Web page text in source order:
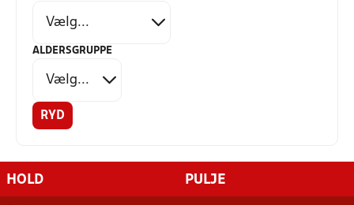
ALDERSGRUPPE
RYD
HOLD PULJE